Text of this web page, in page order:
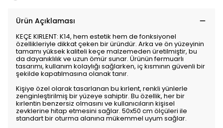
Ürün Açıklaması
KEÇE KIRLENT: K14, hem estetik hem de fonksiyonel
özellikleriyle dikkat çeken bir üründür. Arka ve ön yüzeyinin
tamamı yüksek kaliteli keçe malzemeden üretilmiştir, bu
da dayanıklılık ve uzun ömür sunar. Ürünün fermuarlı
tasarımı, kullanım kolaylığı sağlarken, iç kısmının güvenli bir
şekilde kapatılmasına olanak tanır.
Kişiye özel olarak tasarlanan bu kırlent, renkli yünlerle
zenginleştirilmiş bir yüzeye sahiptir. Bu özellik, her bir
kırlentin benzersiz olmasını ve kullanıcıların kişisel
zevklerine hitap etmesini sağlar. 50x50 cm ölçüleri ile
standart bir oturma alanına mükemmel uyum sağlar.